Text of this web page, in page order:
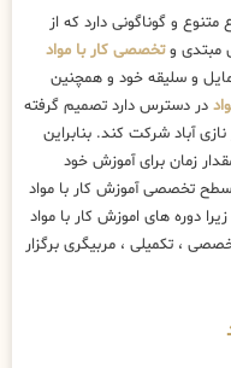
متنوع و گوناگونی دارد که از
مبتدی وتخصصی کار با مواد
و سلیقه خود و همچنین
در دسترس دارد تصمیم گرفته
آباد شرکت کند. بنابراین
زمان برای آموزش خود
تخصصی آموزش کار با مواد
دوره های اموزش کار با مواد
متنوع بوده و در 3 سطح تخصصی ، تکمیلی ، مربیگری برگزار